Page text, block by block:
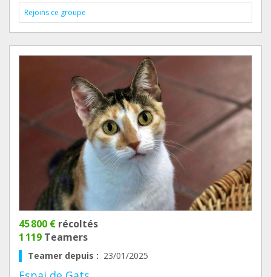
Rejoins ce groupe
45 800 € récoltés
1 119 Teamers
Teamer depuis : 23/01/2025